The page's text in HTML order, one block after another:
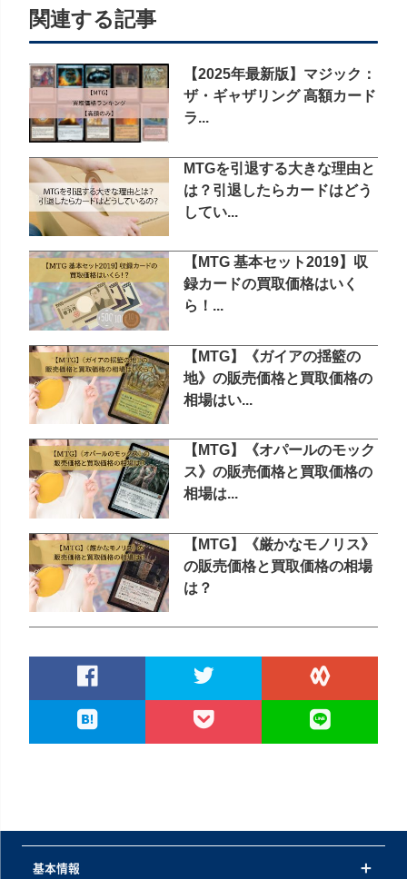
関連する記事
【2025年最新版】マジック：
ザ・ギャザリング 高額カード
ラ...
MTGを引退する大きな理由と
は？引退したらカードはどう
してい...
【MTG 基本セット2019】収
録カードの買取価格はいく
ら！...
【MTG】《ガイアの揺籃の
地》の販売価格と買取価格の
相場はい...
【MTG】《オパールのモック
ス》の販売価格と買取価格の
相場は...
【MTG】《厳かなモノリス》
の販売価格と買取価格の相場
は？
基本情報